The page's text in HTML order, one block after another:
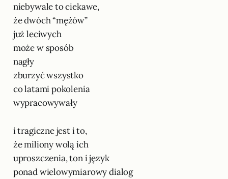
niebywale to ciekawe,
że dwóch “mężów”
już leciwych
może w sposób
nagły
zburzyć wszystko
co latami pokolenia
wypracowywały
i tragiczne jest i to,
że miliony wolą ich
uproszczenia, ton i język
ponad wielowymiarowy dialog